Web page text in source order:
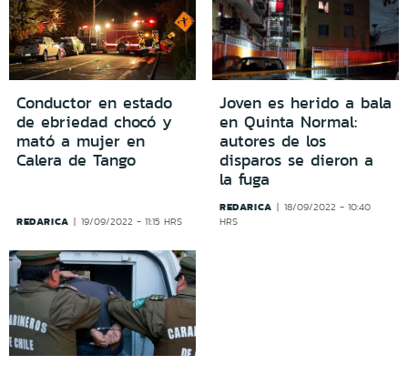
Conductor en estado
de ebriedad chocó y
mató a mujer en
Calera de Tango
REDARICA 19/09/2022 - 11:15 HRS
Joven es herido a bala
en Quinta Normal:
autores de los
disparos se dieron a
la fuga
REDARICA
18/09/2022 - 10:40
HRS